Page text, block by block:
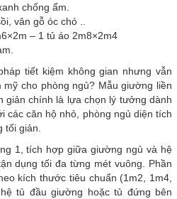
chống ẩm.
gỗ óc chó ..
– 1 tủ áo 2m8×2m4
tiết kiệm không gian nhưng vẫn
cho phòng ngủ? Mẫu giường liền
giản chính là lựa chọn lý tưởng dành
các căn hộ nhỏ, phòng ngủ diện tích
tối giản.
1, tích hợp giữa giường ngủ và hệ
dụng tối đa từng mét vuông. Phần
kích thước tiêu chuẩn (1m2, 1m4,
tủ đầu giường hoặc tủ đứng bên